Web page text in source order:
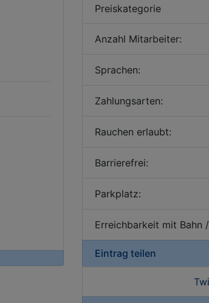
Preiskategorie
Anzahl Mitarbeiter:
Sprachen:
Zahlungsarten:
Rauchen erlaubt:
Barrierefrei:
Parkplatz:
Erreichbarkeit mit Bahn
Eintrag teilen